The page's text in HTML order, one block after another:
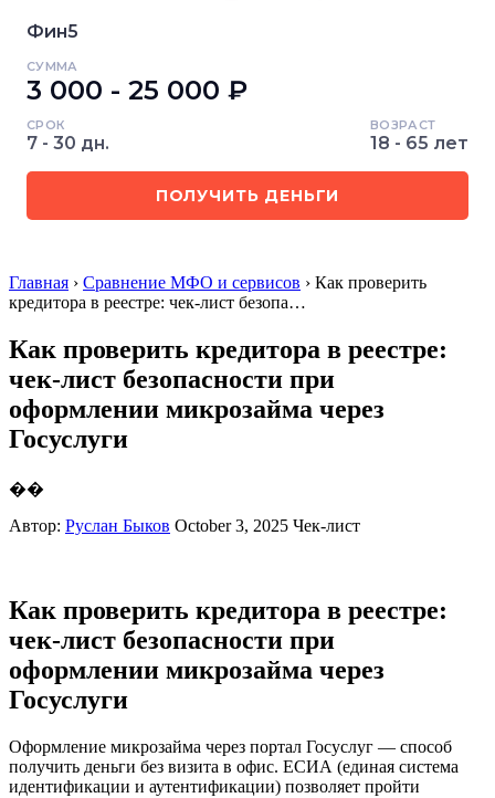
Фин5
СУММА
3 000 - 25 000 ₽
СРОК
7 - 30 дн.
ВОЗРАСТ
18 - 65 лет
ПОЛУЧИТЬ ДЕНЬГИ
Главная › Сравнение МФО и сервисов › Как проверить
кредитора в реестре: чек-лист безопа…
Как проверить кредитора в реестре:
чек-лист безопасности при
оформлении микрозайма через
Госуслуги
��
Автор: Руслан Быков October 3, 2025 Чек-лист
Как проверить кредитора в реестре:
чек-лист безопасности при
оформлении микрозайма через
Госуслуги
Оформление микрозайма через портал Госуслуг — способ
получить деньги без визита в офис. ЕСИА (единая система
идентификации и аутентификации) позволяет пройти